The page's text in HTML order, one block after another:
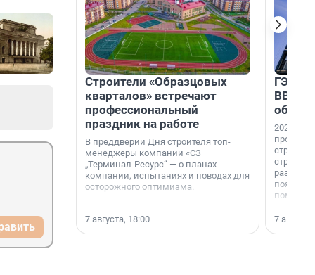
Строители «Образцовых
кварталов» встречают
профессиональный
праздник на работе
В преддверии Дня строителя топ-
менеджеры компании «СЗ
„Терминал-Ресурс“ — о планах
компании, испытаниях и поводах для
осторожного оптимизма.
7 августа, 18:00
ГЭС,
ВВП: в
об
2026-й —
раз. В
7